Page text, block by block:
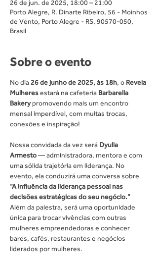
26 de jun. de 2025, 18:00 – 21:00
Porto Alegre, R. Dinarte Ribeiro, 56 - Moinhos
de Vento, Porto Alegre - RS, 90570-050,
Brasil
Sobre o evento
No dia 26 de junho de 2025, às 18h, o Revela
Mulheres estará na cafeteria Barbarella
Bakery promovendo mais um encontro
mensal imperdível, com muitas trocas,
conexões e inspiração!
Nossa convidada da vez será Dyulia
Armesto — administradora, mentora e com
uma sólida trajetória em liderança. No
evento, ela conduzirá uma conversa sobre
“A influência da liderança pessoal nas
decisões estratégicas do seu negócio.”
Além da palestra, será uma oportunidade
única para trocar vivências com outras
mulheres empreendedoras e conhecer
bares, cafés, restaurantes e negócios
liderados por mulheres.